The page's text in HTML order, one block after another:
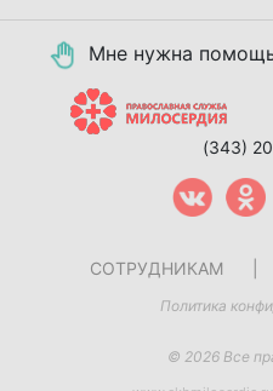
Мне нужна
(343)
СОТРУДНИКАМ
Политика
© 2026 Все